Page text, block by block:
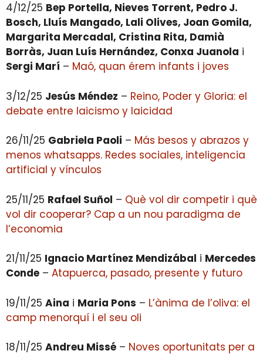
4/12/25 Bep Portella, Nieves Torrent, Pedro J.
Bosch, Lluís Mangado, Lali Olives, Joan Gomila,
Margarita Mercadal, Cristina Rita, Damià
Borràs, Juan Luís Hernández, Conxa Juanola i
Sergi Marí – Maó, quan érem infants i joves
3/12/25 Jesús Méndez – Reino, Poder y Gloria: el
debate entre laicismo y laicidad
26/11/25 Gabriela Paoli – Más besos y abrazos y
menos whatsapps. Redes sociales, inteligencia
artificial y vínculos
25/11/25 Rafael Suñol – Què vol dir competir i què
vol dir cooperar? Cap a un nou paradigma de
l’economia
21/11/25 Ignacio Martínez Mendizábal i Mercedes
Conde – Atapuerca, pasado, presente y futuro
19/11/25 Aina i Maria Pons – L’ànima de l’oliva: el
camp menorquí i el seu oli
18/11/25 Andreu Missé – Noves oportunitats per a